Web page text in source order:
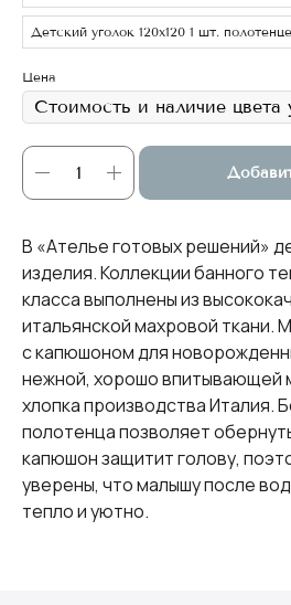
Детский уголок 120х120 1 шт.
Цена
В «Ателье готовых решений»
изделия. Коллекции банного
класса выполнены из
итальянской махровой ткани.
с капюшоном для
нежной, хорошо впитывающей
хлопка производства Италия.
полотенца позволяет
капюшон защитит голову,
уверены, что малышу после
тепло и уютно.